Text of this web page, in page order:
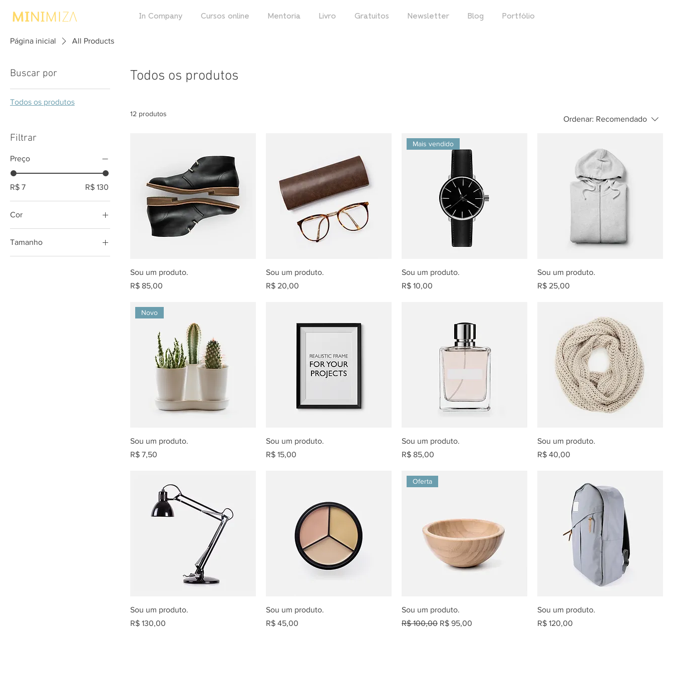
In Company Cursos online Mentoria Livro Gratuitos Newsletter Blog Portfólio
Página inicial All Products
Buscar por
Todos os produtos
Filtrar
Preço
R$ 7 R$ 130
Cor
Tamanho
Todos os produtos
12 produtos
Ordenar: Recomendado
Sou um produto.
Preço
R$ 85,00
Sou um produto.
Preço
R$ 20,00
Mais vendido
Sou um produto.
Preço
R$ 10,00
Sou um produto.
Preço
R$ 25,00
Novo
Sou um produto.
Preço
R$ 7,50
Sou um produto.
Preço
R$ 15,00
Sou um produto.
Preço
R$ 85,00
Sou um produto.
Preço
R$ 40,00
Sou um produto.
Preço
R$ 130,00
Sou um produto.
Preço
R$ 45,00
Oferta
Sou um produto.
Preço normal
R$ 100,00 Preço promocional
R$ 95,00
Sou um produto.
Preço
R$ 120,00